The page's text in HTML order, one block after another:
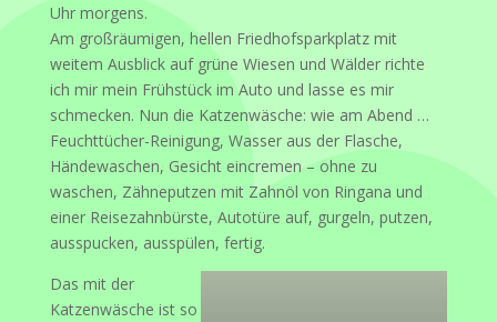
Uhr morgens.
Am großräumigen, hellen Friedhofsparkplatz mit
weitem Ausblick auf grüne Wiesen und Wälder richte
ich mir mein Frühstück im Auto und lasse es mir
schmecken. Nun die Katzenwäsche: wie am Abend …
Feuchttücher-Reinigung, Wasser aus der Flasche,
Händewaschen, Gesicht eincremen – ohne zu
waschen, Zähneputzen mit Zahnöl von Ringana und
einer Reisezahnbürste, Autotüre auf, gurgeln, putzen,
ausspucken, ausspülen, fertig.
Das mit der
Katzenwäsche ist so